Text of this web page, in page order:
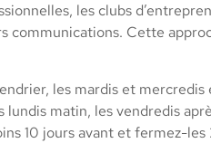
les clubs
communications. Cette
les mardis et
lundis matin, les vendredis
10 jours avant et fermez-